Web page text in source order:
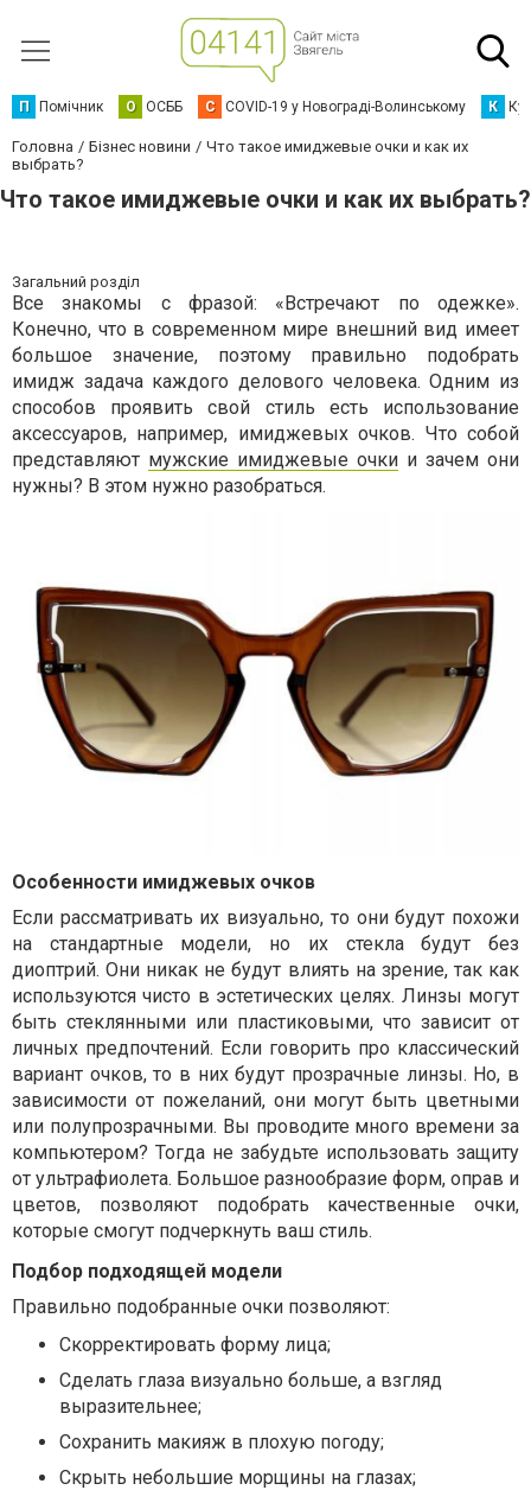
П Помічник О ОСББ C COVID-19 у Новограді-Волинському К
Головна Бізнес новини
Что такое имиджевые очки и как их
выбрать?
Что такое имиджевые очки и как их выбрать?
Загальний розділ
Все знакомы с фразой: «Встречают по одежке».
Конечно, что в современном мире внешний вид имеет
большое значение, поэтому правильно подобрать
имидж задача каждого делового человека. Одним из
способов проявить свой стиль есть использование
аксессуаров, например, имиджевых очков. Что собой
представляют мужские имиджевые очки и зачем они
нужны? В этом нужно разобраться.
Особенности имиджевых очков
Если рассматривать их визуально, то они будут похожи
на стандартные модели, но их стекла будут без
диоптрий. Они никак не будут влиять на зрение, так как
используются чисто в эстетических целях. Линзы могут
быть стеклянными или пластиковыми, что зависит от
личных предпочтений. Если говорить про классический
вариант очков, то в них будут прозрачные линзы. Но, в
зависимости от пожеланий, они могут быть цветными
или полупрозрачными. Вы проводите много времени за
компьютером? Тогда не забудьте использовать защиту
от ультрафиолета. Большое разнообразие форм, оправ и
цветов, позволяют подобрать качественные очки,
которые смогут подчеркнуть ваш стиль.
Подбор подходящей модели
Правильно подобранные очки позволяют:
Скорректировать форму лица;
Сделать глаза визуально больше, а взгляд
выразительнее;
Сохранить макияж в плохую погоду;
Скрыть небольшие морщины на глазах;